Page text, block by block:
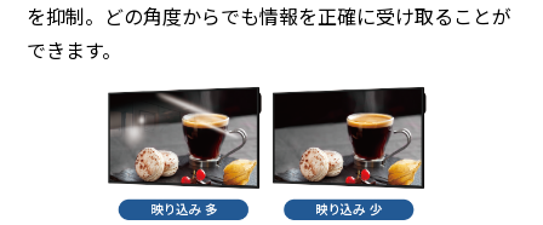
を抑制。どの角度からでも情報を正確に受け取ることが
できます。